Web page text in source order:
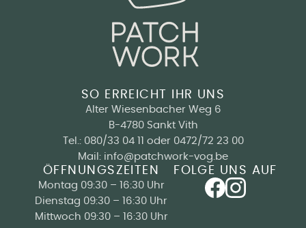
SO ERREICHT IHR UNS
Alter Wiesenbacher Weg 6
B-4780 Sankt Vith
Tel.: 080/33 04 11 oder 0472/72 23 00
Mail: info@patchwork-vog.be
ÖFFNUNGSZEITEN
Montag 09:30 – 16:30 Uhr
Dienstag 09:30 – 16:30 Uhr
Mittwoch 09:30 – 16:30 Uhr
FOLGE UNS AUF